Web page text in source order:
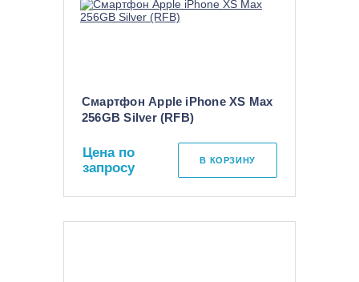
Смартфон Apple iPhone XS Max
256GB Silver (RFB)
Цена по
запросу
В КОРЗИНУ